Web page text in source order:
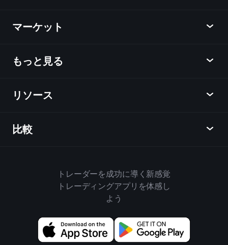
チャート
ニュース
ラーニングハブ
メッセンジャー
マーケット
概要
外国為替
指数
もっと見る
アフィリエイトプログラム
企業情報
Playtradeについて
ウィジェット
データAPI
リソース
ヘルプセンター
ハウスルール
クッキーポリシー
ディスクロージャー
比較
TradingView
トレーダーを成功に導く新感覚
トレーディングアプリを体感し
よう